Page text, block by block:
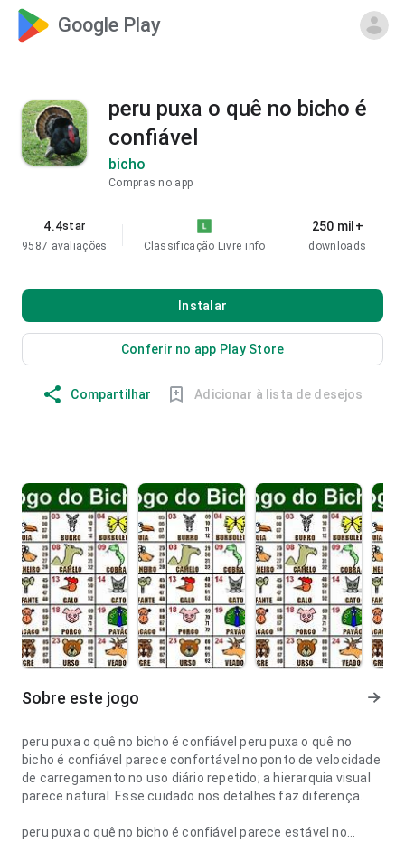
Google Play
peru puxa o quê no bicho é
confiável
bicho
Compras no app
4.4star
9587 avaliações
Classificação Livre info
250 mil+
downloads
Instalar
Conferir no app Play Store
Compartilhar Adicionar à lista de desejos
Sobre este jogo
peru puxa o quê no bicho é confiável peru puxa o quê no
bicho é confiável parece confortável no ponto de velocidade
de carregamento no uso diário repetido; a hierarquia visual
parece natural. Esse cuidado nos detalhes faz diferença.
peru puxa o quê no bicho é confiável parece estável no